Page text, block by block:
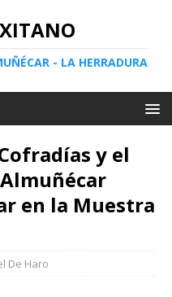
- LA HERRADURA
y el
en la Muestra
De Haro